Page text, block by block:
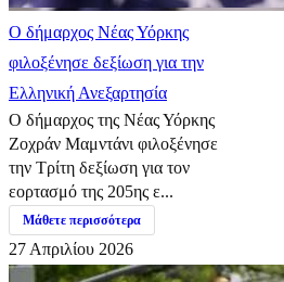
Ο δήμαρχος Νέας Υόρκης
φιλοξένησε δεξίωση για την
Ελληνική Ανεξαρτησία
Ο δήμαρχος της Νέας Υόρκης
Ζοχράν Μαμντάνι φιλοξένησε
την Τρίτη δεξίωση για τον
εορτασμό της 205ης ε...
Μάθετε περισσότερα
27 Απριλίου 2026